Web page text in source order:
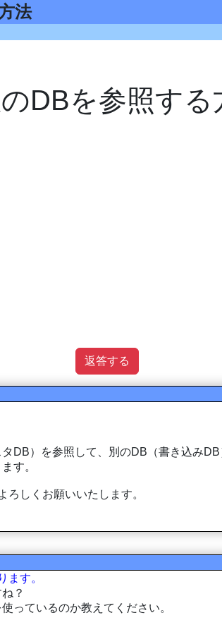
法
DBを参照する
返答する
DB）を参照して、別のDB（書き込みDB
す。
しくお願いいたします。
ます。
？
っているのか教えてください。